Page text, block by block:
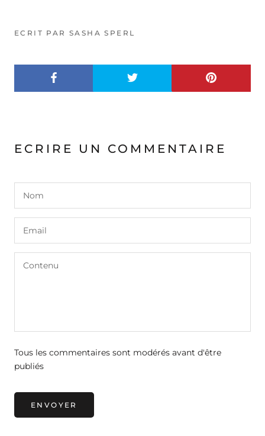
ECRIT PAR SASHA SPERL
ECRIRE UN COMMENTAIRE
Tous les commentaires sont modérés avant d'être
publiés
ENVOYER